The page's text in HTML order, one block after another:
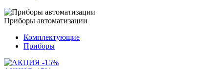
Приборы автоматизации
Комплектующие
Приборы